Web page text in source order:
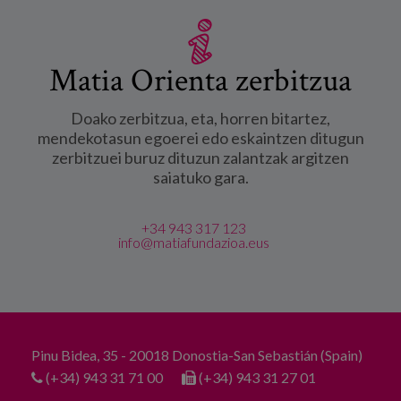
Matia Orienta zerbitzua
Doako zerbitzua, eta, horren bitartez,
mendekotasun egoerei edo eskaintzen ditugun
zerbitzuei buruz dituzun zalantzak argitzen
saiatuko gara.
+34 943 317 123
info@matiafundazioa.eus
Pinu Bidea, 35 - 20018 Donostia-San Sebastián (Spain)
(+34) 943 31 71 00
(+34) 943 31 27 01